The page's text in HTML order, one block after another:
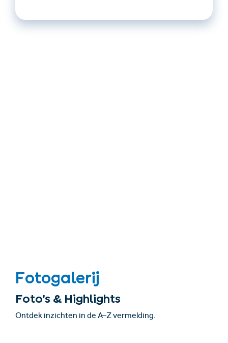
Fotogalerij
Foto’s & Highlights
Ontdek inzichten in de A–Z vermelding.